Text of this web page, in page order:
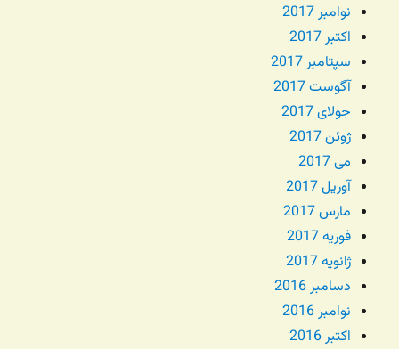
نوامبر 2017
اکتبر 2017
سپتامبر 2017
آگوست 2017
جولای 2017
ژوئن 2017
می 2017
آوریل 2017
مارس 2017
فوریه 2017
ژانویه 2017
دسامبر 2016
نوامبر 2016
اکتبر 2016